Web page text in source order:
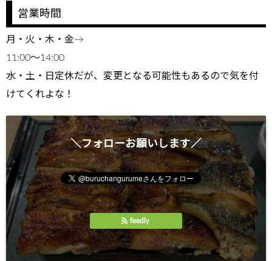
営業時間
月・火・木・金→
11:00～14:00
水・土・日定休だが、変更となる可能性もあるので気を付
けてくれよな！
＼フォローお願いします／
feedly